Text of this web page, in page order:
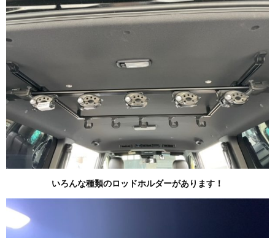
いろんな種類のロッドホルダーがあります！